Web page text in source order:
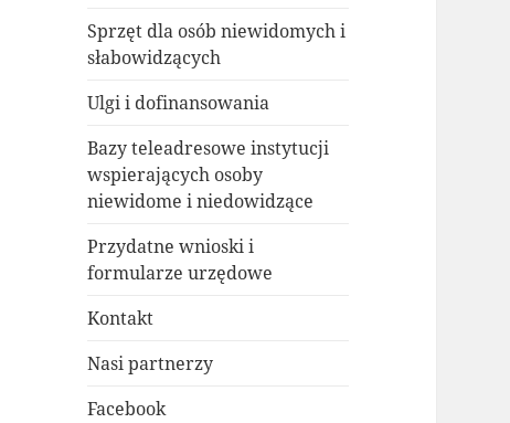
Sprzęt dla osób niewidomych i
słabowidzących
Ulgi i dofinansowania
Bazy teleadresowe instytucji
wspierających osoby
niewidome i niedowidzące
Przydatne wnioski i
formularze urzędowe
Kontakt
Nasi partnerzy
Facebook